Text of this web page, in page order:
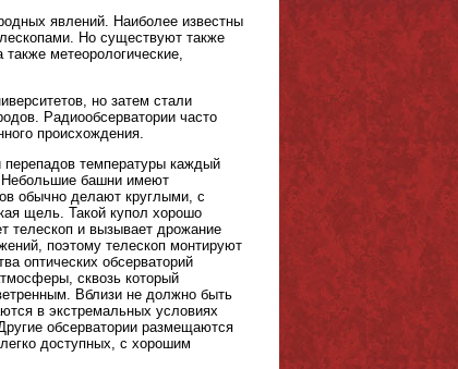
явлений. Наиболее известны
Но существуют также
метеорологические,
но затем стали
Радиообсерватории часто
происхождения.
температуры каждый
башни имеют
обычно делают круглыми, с
щель. Такой купол хорошо
телескоп и вызывает дрожание
поэтому телескоп монтируют
оптических обсерваторий
сквозь который
Вблизи не должно быть
в экстремальных условиях
обсерватории размещаются
доступных, с хорошим